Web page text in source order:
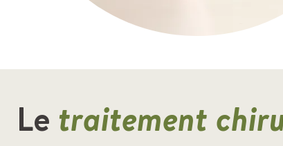
Le traitement